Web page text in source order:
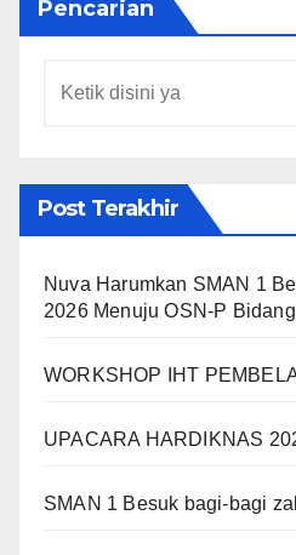
Pencarian
Post Terakhir
Nuva Harumkan SMAN 1
2026 Menuju OSN-P
WORKSHOP IHT
UPACARA HARDIKNAS
SMAN 1 Besuk bagi-bagi